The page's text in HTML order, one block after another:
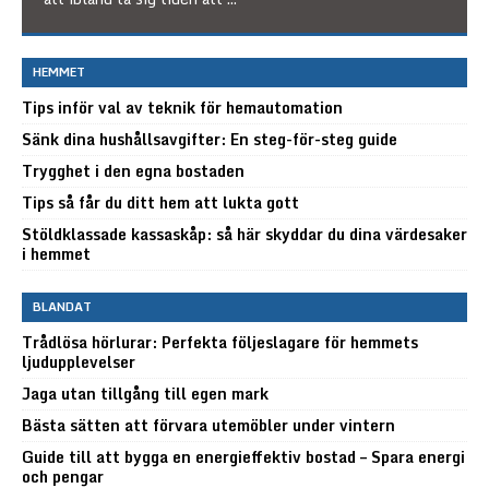
HEMMET
Tips inför val av teknik för hemautomation
Sänk dina hushållsavgifter: En steg-för-steg guide
Trygghet i den egna bostaden
Tips så får du ditt hem att lukta gott
Stöldklassade kassaskåp: så här skyddar du dina värdesaker
i hemmet
BLANDAT
Trådlösa hörlurar: Perfekta följeslagare för hemmets
ljudupplevelser
Jaga utan tillgång till egen mark
Bästa sätten att förvara utemöbler under vintern
Guide till att bygga en energieffektiv bostad – Spara energi
och pengar